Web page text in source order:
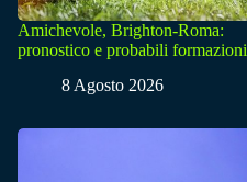
Amichevole, Brighton-Roma:
pronostico e probabili formazioni
8 Agosto 2026